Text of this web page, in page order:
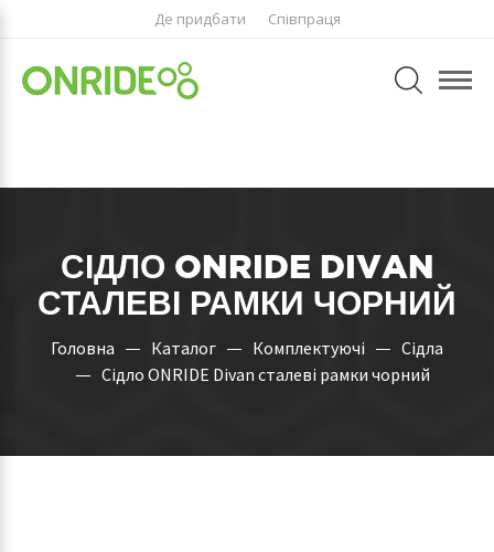
Де придбати Співпраця
СІДЛО ONRIDE DIVAN
СТАЛЕВІ РАМКИ ЧОРНИЙ
Головна Каталог Комплектуючі
Сідла
Сідло ONRIDE Divan сталеві рамки чорний